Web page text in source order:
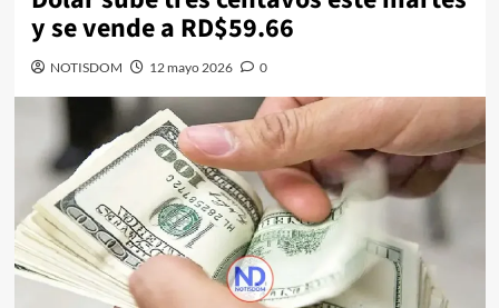
y se vende a RD$59.66
NOTISDOM 12 mayo 2026 0